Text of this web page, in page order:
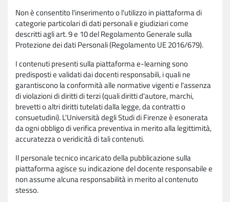
Non è consentito l'inserimento o l'utilizzo in piattaforma di
categorie particolari di dati personali e giudiziari come
descritti agli art. 9 e 10 del Regolamento Generale sulla
Protezione dei dati Personali (Regolamento UE 2016/679).
I contenuti presenti sulla piattaforma e-learning sono
predisposti e validati dai docenti responsabili, i quali ne
garantiscono la conformità alle normative vigenti e l'assenza
di violazioni di diritti di terzi (quali diritti d'autore, marchi,
brevetti o altri diritti tutelati dalla legge, da contratti o
consuetudini). L'Università degli Studi di Firenze è esonerata
da ogni obbligo di verifica preventiva in merito alla legittimità,
accuratezza o veridicità di tali contenuti.
Il personale tecnico incaricato della pubblicazione sulla
piattaforma agisce su indicazione del docente responsabile e
non assume alcuna responsabilità in merito al contenuto
stesso.